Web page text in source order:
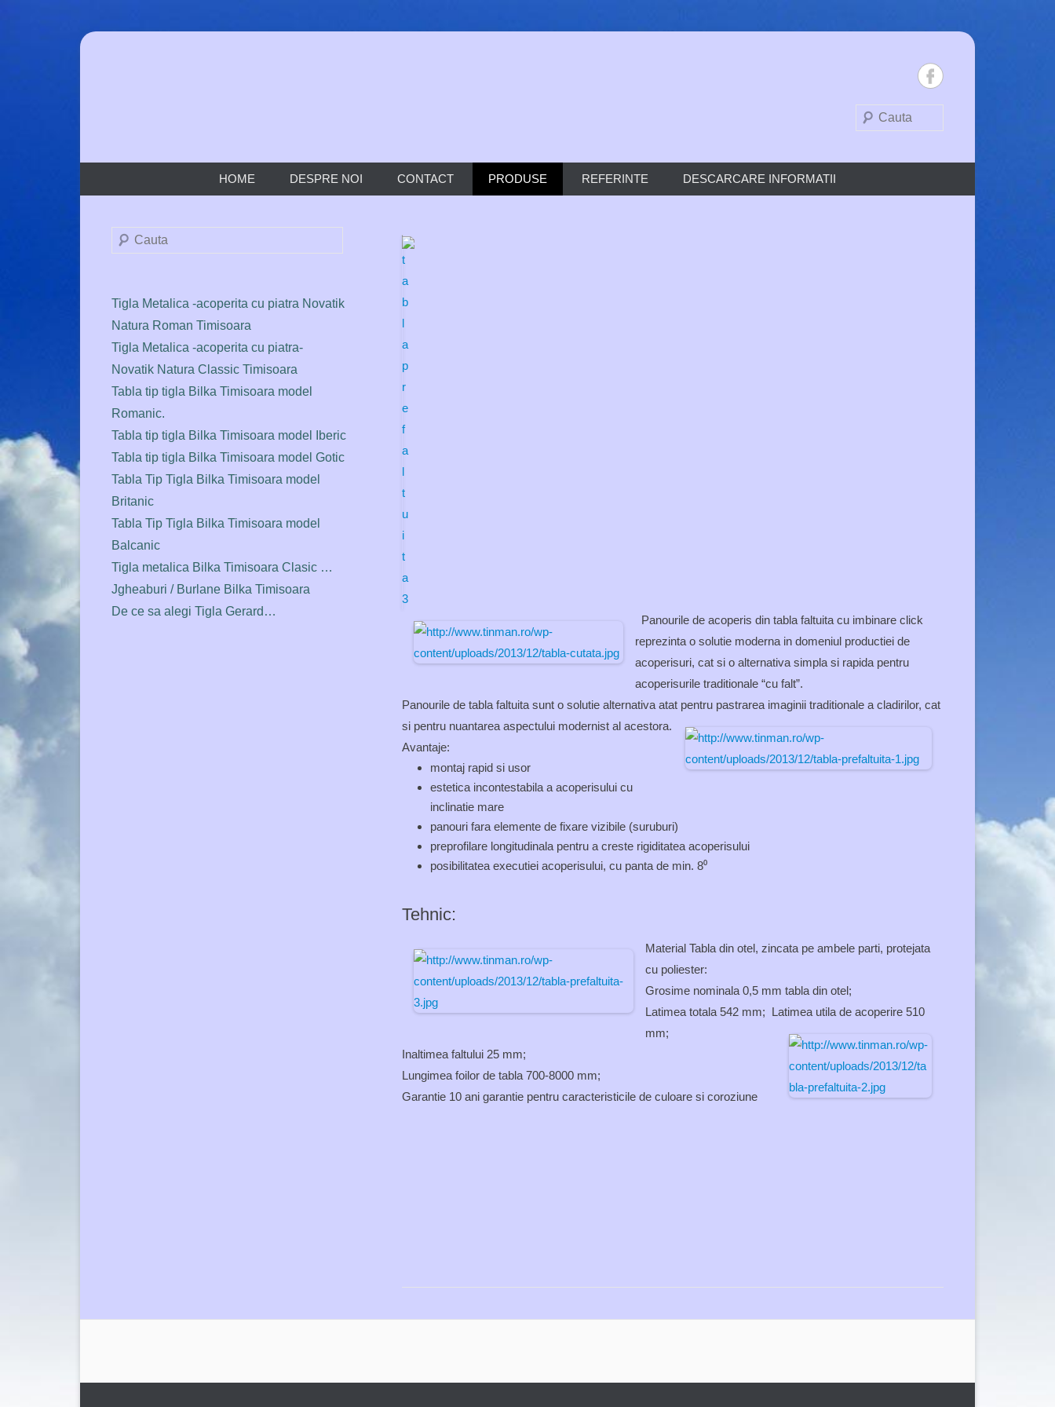
Skip
Search
HOME DESPRE NOI CONTACT PRODUSE REFERINTE DESCARCARE INFORMATII
Panourile de acoperis din tabla faltuita cu imbinare click
reprezinta o solutie moderna in domeniul productiei de
acoperisuri, cat si o alternativa simpla si rapida pentru
acoperisurile traditionale “cu falt”.
Panourile de tabla faltuita sunt o solutie alternativa atat pentru pastrarea imaginii traditionale a cladirilor, cat
si pentru nuantarea aspectului modernist al acestora.
Avantaje:
montaj rapid si usor
estetica incontestabila a acoperisului cu
inclinatie mare
panouri fara elemente de fixare vizibile (suruburi)
preprofilare longitudinala pentru a creste rigiditatea acoperisului
posibilitatea executiei acoperisului, cu panta de min. 8⁰
Tehnic:
Material Tabla din otel, zincata pe ambele parti, protejata
cu poliester:
Grosime nominala 0,5 mm tabla din otel;
Latimea totala 542 mm; Latimea utila de acoperire 510
mm;
Inaltimea faltului 25 mm;
Lungimea foilor de tabla 700-8000 mm;
Garantie 10 ani garantie pentru caracteristicile de culoare si coroziune
Search
Tigla Metalica -acoperita cu piatra Novatik
Natura Roman Timisoara
Tigla Metalica -acoperita cu piatra-
Novatik Natura Classic Timisoara
Tabla tip tigla Bilka Timisoara model
Romanic.
Tabla tip tigla Bilka Timisoara model Iberic
Tabla tip tigla Bilka Timisoara model Gotic
Tabla Tip Tigla Bilka Timisoara model
Britanic
Tabla Tip Tigla Bilka Timisoara model
Balcanic
Tigla metalica Bilka Timisoara Clasic …
Jgheaburi / Burlane Bilka Timisoara
De ce sa alegi Tigla Gerard…